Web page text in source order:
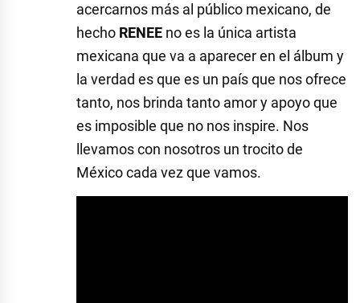
acercarnos más al público mexicano, de
hecho RENEE no es la única artista
mexicana que va a aparecer en el álbum y
la verdad es que es un país que nos ofrece
tanto, nos brinda tanto amor y apoyo que
es imposible que no nos inspire. Nos
llevamos con nosotros un trocito de
México cada vez que vamos.